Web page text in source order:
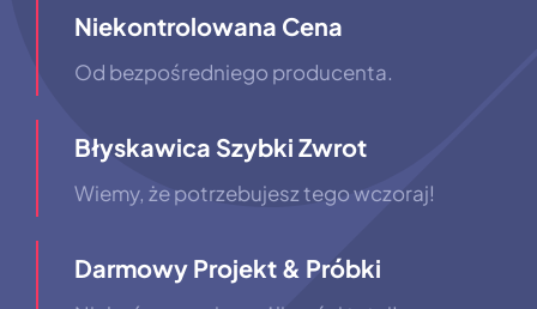
Niekontrolowana Cena
Od bezpośredniego producenta.
Błyskawica Szybki Zwrot
Wiemy, że potrzebujesz tego wczoraj!
Darmowy Projekt & Próbki